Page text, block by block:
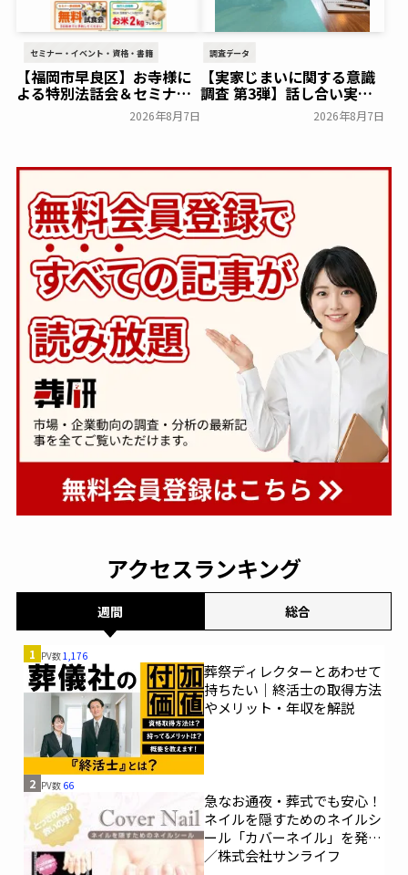
セミナー・イベント・資格・書籍
【福岡市早良区】お寺様に
よる特別法話会＆セミナー
特典「無料試食会」を8月
18日(月)にシティホール飯
2026年8月7日
調査データ
【実家じまいに関する意識
調査 第3弾】話し合い実施
率は29.5％で前回から低
下。「大相続時代」でも家
2026年8月7日
アクセスランキング
週間 総合
1 PV数1,176
葬祭ディレクターとあわせて
持ちたい｜終活士の取得方法
やメリット・年収を解説
2 PV数 66
急なお通夜・葬式でも安心！
ネイルを隠すためのネイルシ
ール「カバーネイル」を発売
／株式会社サンライフ